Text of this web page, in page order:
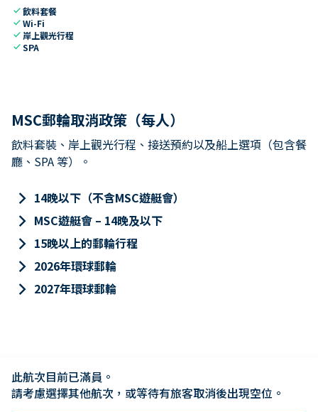
check飲料套餐
checkWi-Fi
check 岸上觀光行程
checkSPA
MSC郵輪取消政策（每人）
飲料套裝、岸上觀光行程、接送預約以及船上選項（包含餐
廳、SPA 等）。
keyboard_arrow_right 14晚以下（不含MSC遊艇會）
keyboard_arrow_right MSC遊艇會 – 14晚及以下
keyboard_arrow_right 15晚以上的郵輪行程
keyboard_arrow_right 2026年環球郵輪
keyboard_arrow_right 2027年環球郵輪
此航次目前已滿員。
請考慮選擇其他航次，或等待有旅客取消後出現空位。